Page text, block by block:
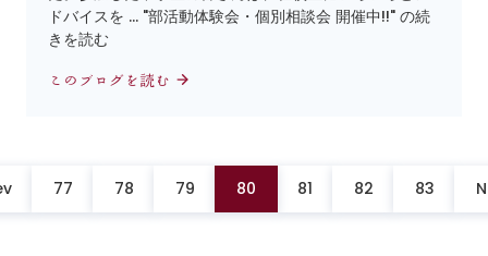
ドバイスを … "部活動体験会・個別相談会 開催中!!" の続
きを読む
このブログを読む
77 78 79 80 81 82 83